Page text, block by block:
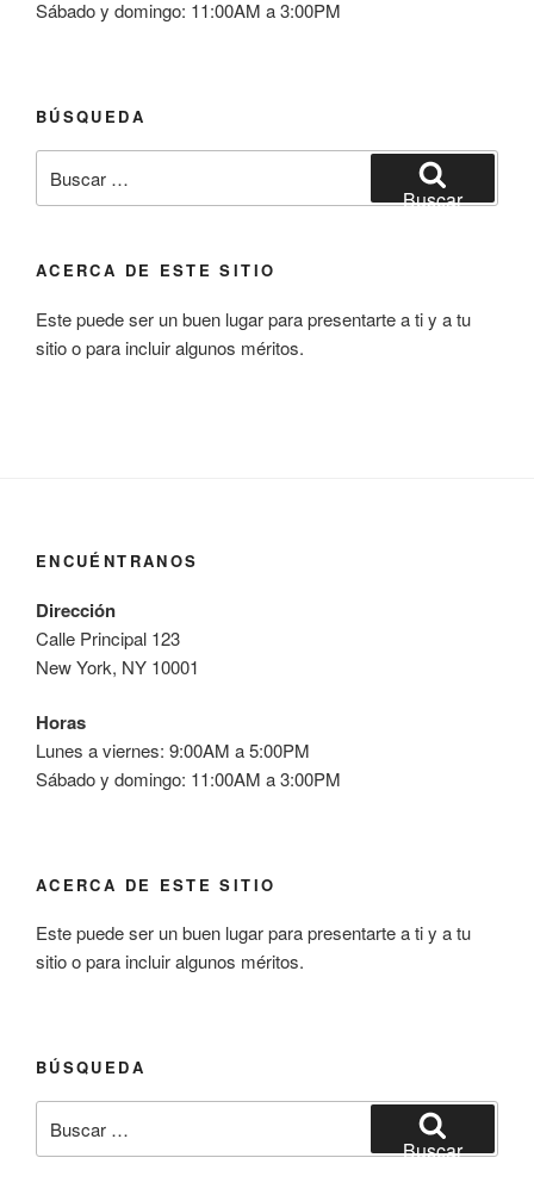
Sábado y domingo: 11:00AM a 3:00PM
BÚSQUEDA
por:
Buscar
ACERCA DE ESTE SITIO
Este puede ser un buen lugar para presentarte a ti y a tu
sitio o para incluir algunos méritos.
ENCUÉNTRANOS
Dirección
Calle Principal 123
New York, NY 10001
Horas
Lunes a viernes: 9:00AM a 5:00PM
Sábado y domingo: 11:00AM a 3:00PM
ACERCA DE ESTE SITIO
Este puede ser un buen lugar para presentarte a ti y a tu
sitio o para incluir algunos méritos.
BÚSQUEDA
por:
Buscar